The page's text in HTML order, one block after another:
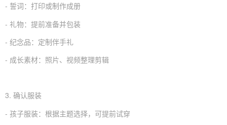
- 誓词：打印或制作成册
- 礼物：提前准备并包装
- 纪念品：定制伴手礼
- 成长素材：照片、视频整理剪辑
3. 确认服装
- 孩子服装：根据主题选择，可提前试穿